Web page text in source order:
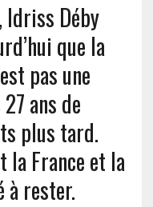
Idriss Déby
que la
pas une
ans de
plus tard.
la France et la
à rester.